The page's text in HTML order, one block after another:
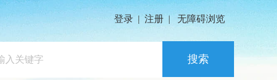
登录 | 注册 | 无障碍浏览
搜索